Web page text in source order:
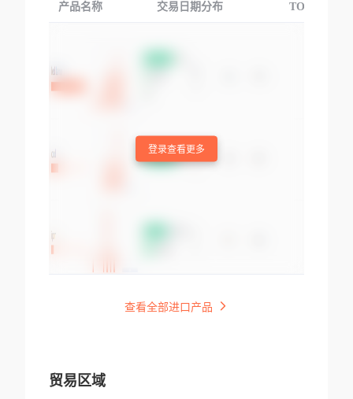
产品名称 交易日期分布 TOP3交易国
登录查看更多
查看全部进口产品
贸易区域